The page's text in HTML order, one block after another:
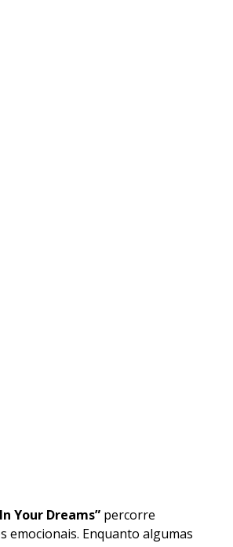
Your Dreams” percorre
emocionais. Enquanto algumas